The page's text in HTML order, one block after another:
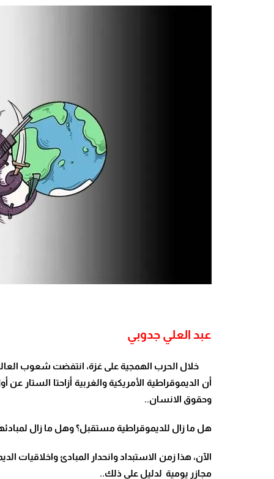
عبد العلي جدوبي
خلال الحرب الهمجية على غزة، انتفضت شعوب العالم
أن الديموقراطية الأمريكية والغربية أزاحتا
وحقوق الانسان..
هل ما زال للديموقراطية مستقبل؟ وهل ما زال
الآن، هذا زمن الاستبداد وانحدار المبادئ
مجازر يومية لدليل على ذلك..